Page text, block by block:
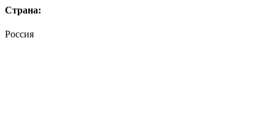
Страна:
Россия